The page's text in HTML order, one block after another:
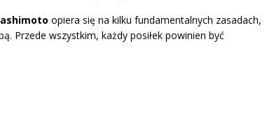
opiera się na kilku fundamentalnych zasadach,
Przede wszystkim, każdy posiłek powinien być